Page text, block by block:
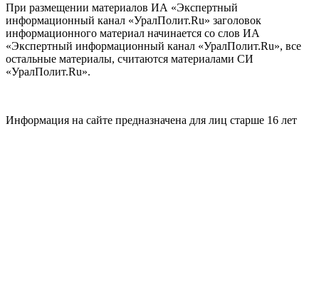
При размещении материалов ИА «Экспертный
информационный канал «УралПолит.Ru» заголовок
информационного материал начинается со слов ИА
«Экспертный информационный канал «УралПолит.Ru», все
остальные материалы, считаются материалами СИ
«УралПолит.Ru».
Информация на сайте предназначена для лиц старше 16 лет